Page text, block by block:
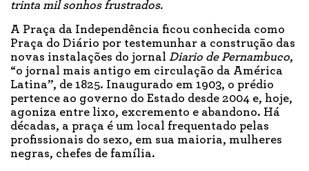
trinta mil sonhos frustrados.
A Praça da Independência ficou conhecida como
Praça do Diário por testemunhar a construção das
novas instalações do jornal Diario de Pernambuco,
“o jornal mais antigo em circulação da América
Latina”, de 1825. Inaugurado em 1903, o prédio
pertence ao governo do Estado desde 2004 e, hoje,
agoniza entre lixo, excremento e abandono. Há
décadas, a praça é um local frequentado pelas
profissionais do sexo, em sua maioria, mulheres
negras, chefes de família.